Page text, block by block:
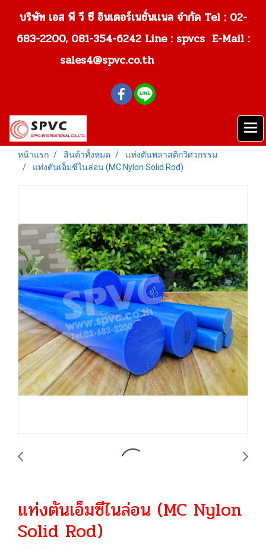
บริษัท เอส พี วี ซี อินเตอร์เนชั่นเเนล จำกัด Tel : 02-
683-2200, 081-354-6242 Line : spvcs E-Mail :
sales4@spvc.co.th
หน้าแรก สินค้าทั้งหมด
เเท่งตันพลาสติกวิศวกรรม
แท่งตันเอ็มซีไนล่อน (MC Nylon Solid Rod)
แท่งตันเอ็มซีไนล่อน (MC Nylon
Solid Rod)